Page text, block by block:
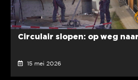
Circulair slopen: op weg
15 mei 2026